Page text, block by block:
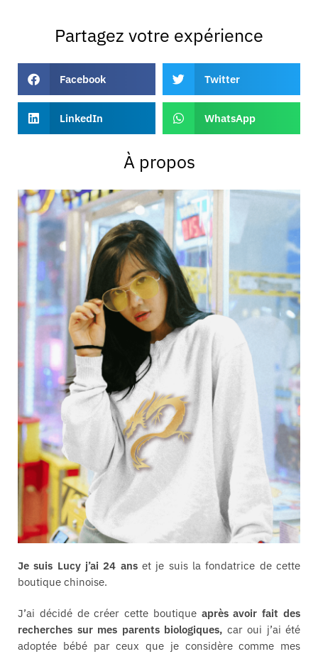
Partagez votre expérience
Facebook Twitter
LinkedIn WhatsApp
À propos
Je suis Lucy j’ai 24 anset je suis la fondatrice de cette
boutique chinoise.
J’ai décidé de créer cette boutique après avoir fait des
recherches sur mes parents biologiques, car oui j’ai été
adoptée bébé par ceux que je considère comme mes